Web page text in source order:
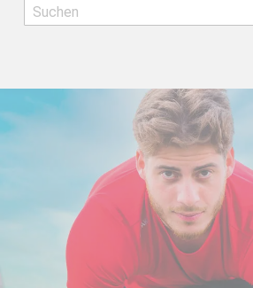
LAUFSHIRTS
ANGEBOTE
TANKTOPS & SINGLETS
Damen Kinder